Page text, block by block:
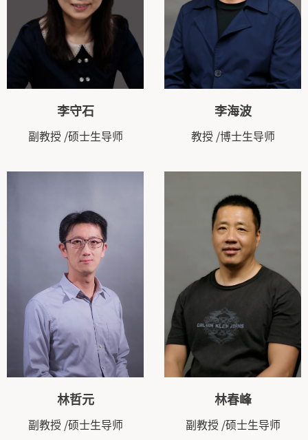
李守石
副教授 /硕士生导师
李海波
教授 /博士生导师
林哲元
副教授 /硕士生导师
林春峰
副教授 /硕士生导师